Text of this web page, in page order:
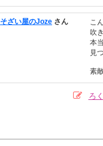
そざい屋のJoze さん
こ
吹
本
見
素
ろ